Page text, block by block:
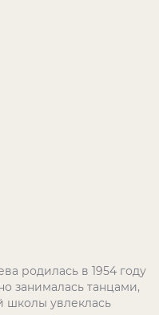
родилась в 1954 году
занималась танцами,
школы увлеклась